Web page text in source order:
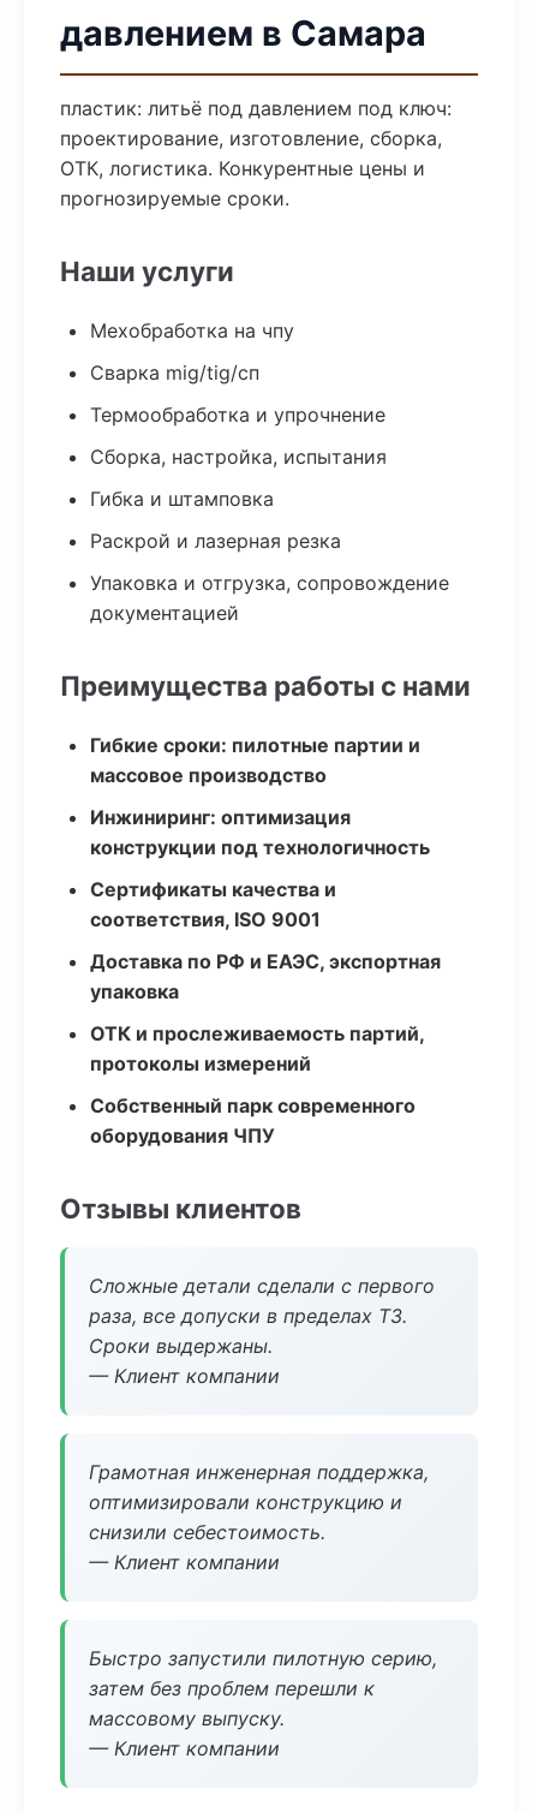
давлением в Самара
пластик: литьё под давлением под ключ:
проектирование, изготовление, сборка,
ОТК, логистика. Конкурентные цены и
прогнозируемые сроки.
Наши услуги
Мехобработка на чпу
Сварка mig/tig/сп
Термообработка и упрочнение
Сборка, настройка, испытания
Гибка и штамповка
Раскрой и лазерная резка
Упаковка и отгрузка, сопровождение
документацией
Преимущества работы с нами
Гибкие сроки: пилотные партии и
массовое производство
Инжиниринг: оптимизация
конструкции под технологичность
Сертификаты качества и
соответствия, ISO 9001
Доставка по РФ и ЕАЭС, экспортная
упаковка
ОТК и прослеживаемость партий,
протоколы измерений
Собственный парк современного
оборудования ЧПУ
Отзывы клиентов
Сложные детали сделали с первого
раза, все допуски в пределах ТЗ.
Сроки выдержаны.
— Клиент компании
Грамотная инженерная поддержка,
оптимизировали конструкцию и
снизили себестоимость.
— Клиент компании
Быстро запустили пилотную серию,
затем без проблем перешли к
массовому выпуску.
— Клиент компании